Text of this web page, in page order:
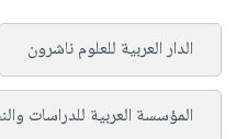
الدار العربية للعلوم ناشرون
المؤسسة العربية للدراسات